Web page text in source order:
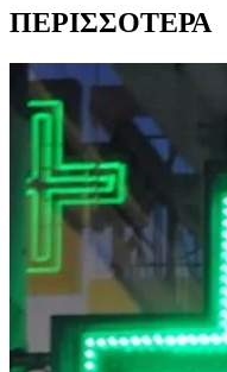
ΠΕΡΙΣΣΟΤΕΡΑ